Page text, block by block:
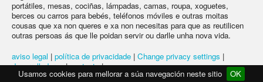
Usamos cookies para mellorar a súa navegación neste sitio OK
portátiles, mesas, cociñas, lámpadas, camas, roupa, xoguetes,
berces ou carros para bebés, teléfonos móviles e outras moitas
cousas que xa non queres e xa non necesitas para que as reutilicen
outras persoas ás que lle poidan servir ou darlle unha nova vida.
aviso legal | política de privacidade | Change privacy settings |
desarrolladores|contacto|